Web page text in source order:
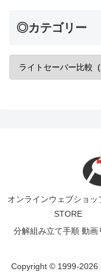
◎カテゴリー
オンラインウェブショッ
STORE
分解組み立て手順 動画
Copyright © 1999-2026